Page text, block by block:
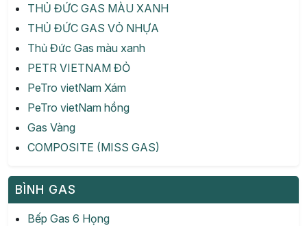
THỦ ĐỨC GAS MÀU XANH
THỦ ĐỨC GAS VỎ NHỰA
Thủ Đức Gas màu xanh
PETR VIETNAM ĐỎ
PeTro vietNam Xám
PeTro vietNam hồng
Gas Vàng
COMPOSITE (MISS GAS)
BÌNH GAS
Bếp Gas 6 Họng